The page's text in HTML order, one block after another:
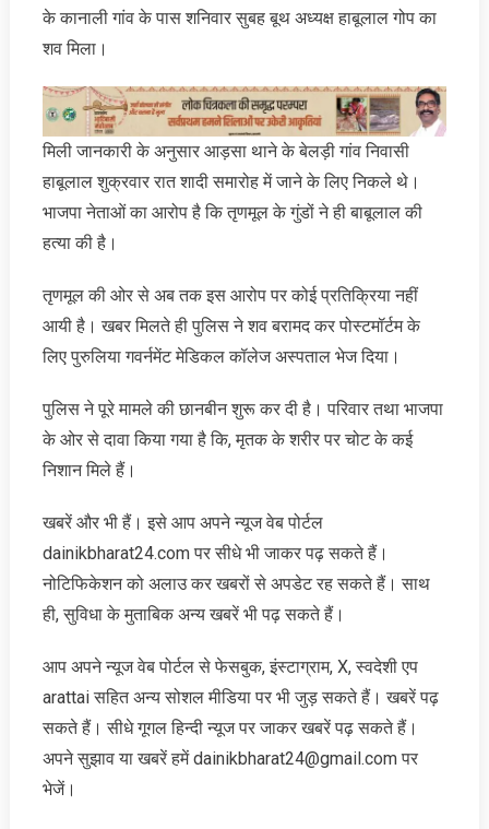
के कानाली गांव के पास शनिवार सुबह बूथ अध्यक्ष हाबूलाल गोप का
शव मिला।
मिली जानकारी के अनुसार आड़सा थाने के बेलड़ी गांव निवासी
हाबूलाल शुक्रवार रात शादी समारोह में जाने के लिए निकले थे।
भाजपा नेताओं का आरोप है कि तृणमूल के गुंडों ने ही बाबूलाल की
हत्या की है।
तृणमूल की ओर से अब तक इस आरोप पर कोई प्रतिक्रिया नहीं
आयी है। खबर मिलते ही पुलिस ने शव बरामद कर पोस्टमॉर्टम के
लिए पुरुलिया गवर्नमेंट मेडिकल कॉलेज अस्पताल भेज दिया।
पुलिस ने पूरे मामले की छानबीन शुरू कर दी है। परिवार तथा भाजपा
के ओर से दावा किया गया है कि, मृतक के शरीर पर चोट के कई
निशान मिले हैं।
खबरें और भी हैं। इसे आप अपने न्‍यूज वेब पोर्टल
dainikbharat24.com पर सीधे भी जाकर पढ़ सकते हैं।
नोटिफिकेशन को अलाउ कर खबरों से अपडेट रह सकते हैं। साथ
ही, सुविधा के मुताबिक अन्‍य खबरें भी पढ़ सकते हैं।
आप अपने न्‍यूज वेब पोर्टल से फेसबुक, इंस्‍टाग्राम, X, स्‍वदेशी एप
arattai सहित अन्‍य सोशल मीडिया पर भी जुड़ सकते हैं। खबरें पढ़
सकते हैं। सीधे गूगल हिन्‍दी न्‍यूज पर जाकर खबरें पढ़ सकते हैं।
अपने सुझाव या खबरें हमें dainikbharat24@gmail.com पर
भेजें।